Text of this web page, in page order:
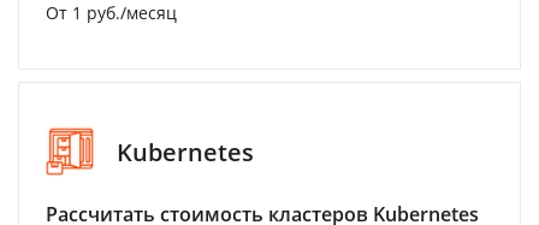
От 1 руб./месяц
Kubernetes
Рассчитать стоимость кластеров Kubernetes